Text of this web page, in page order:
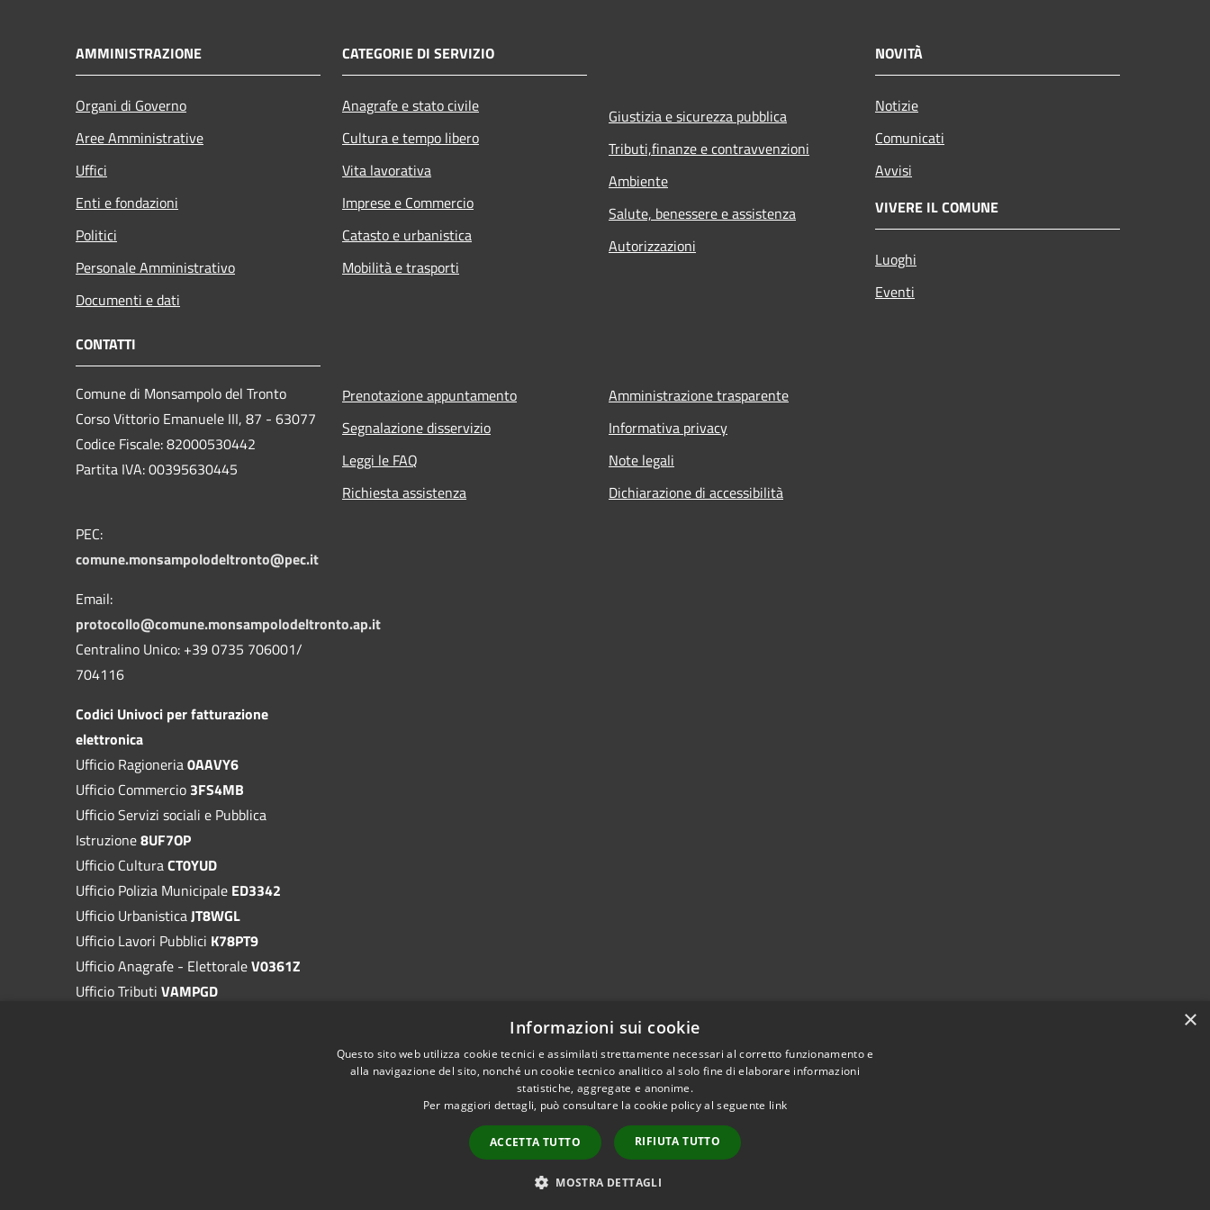
AMMINISTRAZIONE
Organi di Governo
Aree Amministrative
Uffici
Enti e fondazioni
Politici
Personale Amministrativo
Documenti e dati
CATEGORIE DI SERVIZIO
Anagrafe e stato civile
Cultura e tempo libero
Vita lavorativa
Imprese e Commercio
Catasto e urbanistica
Mobilità e trasporti
Giustizia e sicurezza pubblica
Tributi,finanze e contravvenzioni
Ambiente
Salute, benessere e assistenza
Autorizzazioni
NOVITÀ
Notizie
Comunicati
Avvisi
VIVERE IL COMUNE
Luoghi
Eventi
CONTATTI
Comune di Monsampolo del Tronto
Corso Vittorio Emanuele III, 87 - 63077
Codice Fiscale: 82000530442
Partita IVA: 00395630445
PEC:
comune.monsampolodeltronto@pec.it
Email:
protocollo@comune.monsampolodeltronto.ap.it
Centralino Unico: +39 0735 706001/
704116
Codici Univoci per fatturazione
elettronica
Ufficio Ragioneria0AAVY6
Ufficio Commercio 3FS4MB
Ufficio Servizi sociali e Pubblica
Istruzione8UF7OP
Ufficio CulturaCT0YUD
Ufficio Polizia Municipale ED3342
Ufficio UrbanisticaJT8WGL
Ufficio Lavori Pubblici K78PT9
Ufficio Anagrafe - ElettoraleV0361Z
Ufficio Tributi VAMPGD
Prenotazione appuntamento
Segnalazione disservizio
Leggi le FAQ
Richiesta assistenza
Amministrazione trasparente
Informativa privacy
Note legali
Dichiarazione di accessibilità
×
Informazioni sui cookie
Questo sito web utilizza cookie tecnici e assimilati strettamente necessari al corretto funzionamento e
alla navigazione del sito, nonché un cookie tecnico analitico al solo fine di elaborare informazioni
statistiche, aggregate e anonime.
Per maggiori dettagli, può consultare la cookie policy al seguente link
ACCETTA TUTTO RIFIUTA TUTTO
MOSTRA DETTAGLI